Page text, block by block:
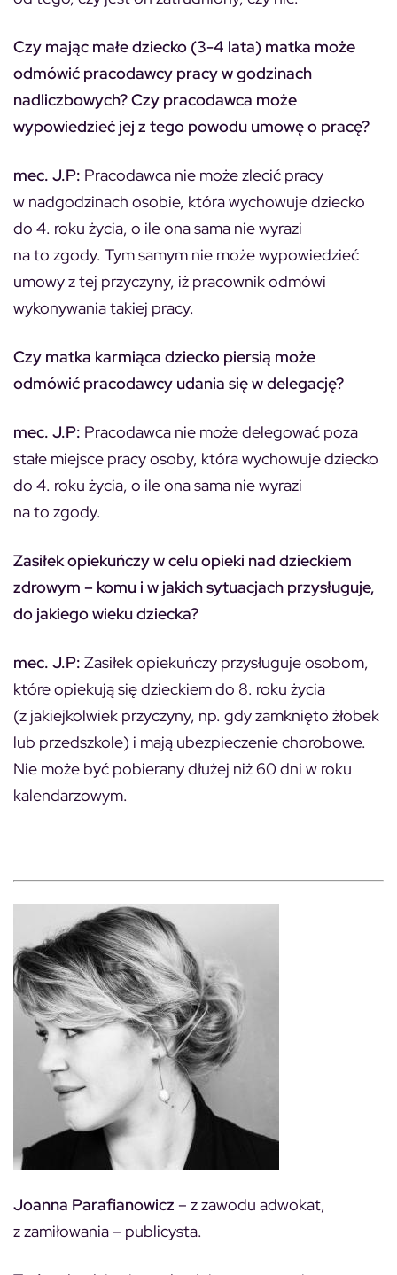
Czy mając małe dziecko (3-4 lata) matka może
odmówić pracodawcy pracy w godzinach
nadliczbowych? Czy pracodawca może
wypowiedzieć jej z tego powodu umowę o pracę?
mec. J.P: Pracodawca nie może zlecić pracy
w nadgodzinach osobie, która wychowuje dziecko
do 4. roku życia, o ile ona sama nie wyrazi
na to zgody. Tym samym nie może wypowiedzieć
umowy z tej przyczyny, iż pracownik odmówi
wykonywania takiej pracy.
Czy matka karmiąca dziecko piersią może
odmówić pracodawcy udania się w delegację?
mec. J.P: Pracodawca nie może delegować poza
stałe miejsce pracy osoby, która wychowuje dziecko
do 4. roku życia, o ile ona sama nie wyrazi
na to zgody.
Zasiłek opiekuńczy w celu opieki nad dzieckiem
zdrowym – komu i w jakich sytuacjach przysługuje,
do jakiego wieku dziecka?
mec. J.P: Zasiłek opiekuńczy przysługuje osobom,
które opiekują się dzieckiem do 8. roku życia
(z jakiejkolwiek przyczyny, np. gdy zamknięto żłobek
lub przedszkole) i mają ubezpieczenie chorobowe.
Nie może być pobierany dłużej niż 60 dni w roku
kalendarzowym.
Joanna Parafianowicz – z zawodu adwokat,
z zamiłowania – publicysta.